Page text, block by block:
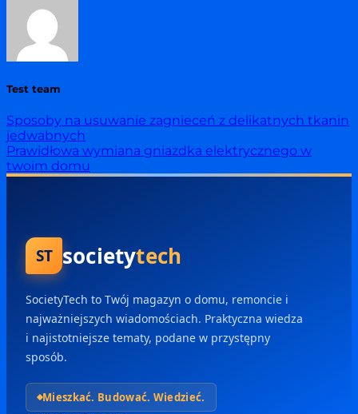
Test team
Sposoby na usuwanie zagnieceń z delikatnych tkanin
jedwabnych
Prawidłowa wymiana gniazdka elektrycznego w
twoim domu
ST societytech
SocietyTech to Twój magazyn o domu, remoncie i
najważniejszych wiadomościach. Praktyczna wiedza
i najistotniejsze tematy, podane w przystępny
sposób.
Mieszkać. Budować. Wiedzieć.